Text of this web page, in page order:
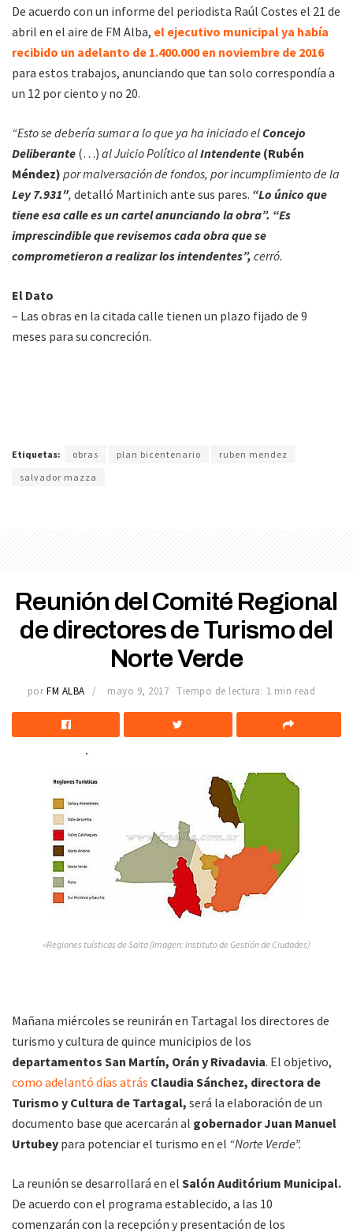
De acuerdo con un informe del periodista Raúl Costes el 21 de
abril en el aire de FM Alba, el ejecutivo municipal ya había
recibido un adelanto de 1.400.000 en noviembre de 2016
para estos trabajos, anunciando que tan solo correspondía a
un 12 por ciento y no 20.
“Esto se debería sumar a lo que ya ha iniciado el Concejo
Deliberante (…) al Juicio Político alIntendente (Rubén
Méndez) por malversación de fondos, por incumplimiento de la
Ley 7.931″, detalló Martinich ante sus pares. “Lo único que
tiene esa calle es un cartel anunciando la obra”. “Es
imprescindible que revisemos cada obra que se
comprometieron a realizar los intendentes”, cerró.
El Dato
– Las obras en la citada calle tienen un plazo fijado de 9
meses para su concreción.
Etiquetas: obras plan bicentenario
ruben mendez
salvador mazza
Reunión del Comité Regional
de directores de Turismo del
Norte Verde
por FM ALBA mayo 9, 2017 Tiempo de lectura: 1 min read
»Regiones tuísticas de Salta (Imagen: Instituto de Gestión de Ciudades)
Mañana miércoles se reunirán en Tartagal los directores de
turismo y cultura de quince municipios de los
departamentos San Martín, Orán y Rivadavia. El objetivo,
como adelantó días atrás Claudia Sánchez, directora de
Turismo y Cultura de Tartagal, será la elaboración de un
documento base que acercarán al gobernador Juan Manuel
Urtubey para potenciar el turismo en el “Norte Verde”.
La reunión se desarrollará en el Salón Auditórium Municipal.
De acuerdo con el programa establecido, a las 10
comenzarán con la recepción y presentación de los